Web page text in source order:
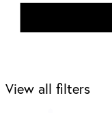
View all filters